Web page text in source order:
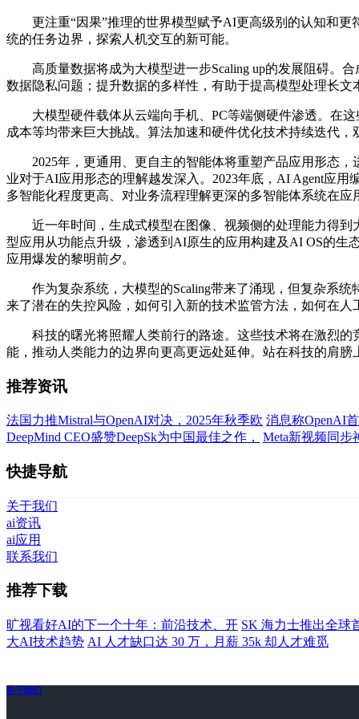
更注重“因果”推理的世界模型赋予AI更高级别的认知和更
统的任务边界，探索人机交互的新可能。
高质量数据将成为大模型进一步Scaling up的发展阻碍。合
数据隐私问题；提升数据的多样性，有助于提高模型处理长
大模型硬件载体从云端向手机、PC等端侧硬件渗透。在这
成本等均带来巨大挑战。算法加速和硬件优化技术持续迭代，
2025年，更通用、更自主的智能体将重塑产品应用形态，
业对于AI应用形态的理解越发深入。2023年底，AI Agent应
多智能化程度更高、对业务流程理解更深的多智能体系统在应
近一年时间，生成式模型在图像、视频侧的处理能力得到
型应用从功能点升级，渗透到AI原生的应用构建及AI OS的生
应用爆发的黎明前夕。
作为复杂系统，大模型的Scaling带来了涌现，但复杂系统
来了潜在的失控风险，如何引入新的技术监管方法，如何在
科技的曙光将照耀人类前行的路途。这些技术将在激烈的
能，推动人类能力的边界向更高更远处延伸。站在科技的肩膀
推荐资讯
法国力推Mistral与OpenAI对决，2025年秋季欧 消息称OpenAI
DeepMind CEO盛赞DeepSk为中国最佳之作，
Meta新视频同步
快捷导航
关于我们
ai资讯
ai应用
联系我们
推荐下载
旷视看好AI的下一个十年：前沿技术、开 SK 海力士推出全球
大AI技术趋势 AI 人才缺口达 30 万，月薪 35k 却人才难觅
关于我们